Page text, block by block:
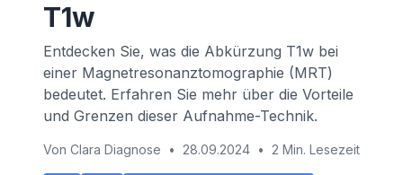
T1w
Entdecken Sie, was die Abkürzung T1w bei
einer Magnetresonanztomographie (MRT)
bedeutet. Erfahren Sie mehr über die Vorteile
und Grenzen dieser Aufnahme-Technik.
Von Clara Diagnose • 28.09.2024 • 2 Min. Lesezeit